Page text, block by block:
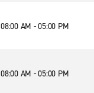
08:00 AM - 05:00 PM
08:00 AM - 05:00 PM